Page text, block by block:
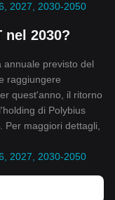
2027, 2030-2050
nel 2030?
annuale previsto del
raggiungere
quest'anno, il ritorno
di Polybius
maggiori dettagli,
2027, 2030-2050